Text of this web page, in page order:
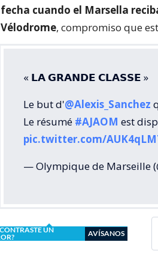
fecha cuando el Marsella
Vélodrome, compromiso que
« 𝗟𝗔 𝗚𝗥𝗔𝗡𝗗𝗘 𝗖𝗟𝗔𝗦𝗦𝗘 »
Le but d'@Alexis_Sanchez
Le résumé #AJAOM est
pic.twitter.com/
— Olympique de Marseille
UN
AVÍSANOS